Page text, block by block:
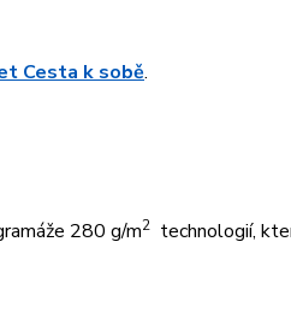
Cesta k sobě.
280 g/m2 technologií,